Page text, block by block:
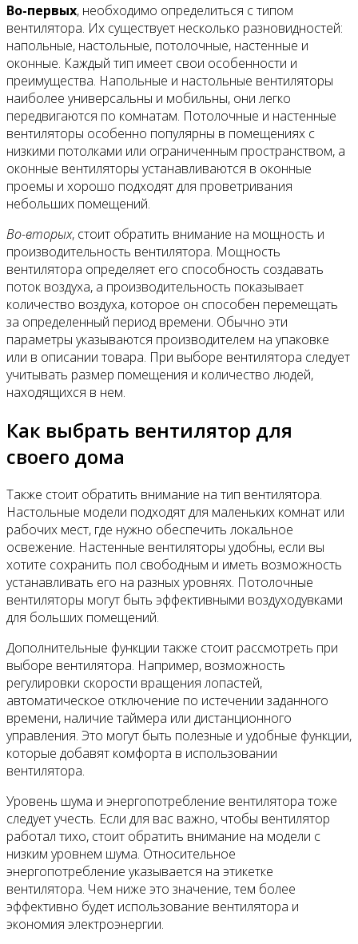
Во-первых, необходимо определиться с типом
вентилятора. Их существует несколько разновидностей:
напольные, настольные, потолочные, настенные и
оконные. Каждый тип имеет свои особенности и
преимущества. Напольные и настольные вентиляторы
наиболее универсальны и мобильны, они легко
передвигаются по комнатам. Потолочные и настенные
вентиляторы особенно популярны в помещениях с
низкими потолками или ограниченным пространством, а
оконные вентиляторы устанавливаются в оконные
проемы и хорошо подходят для проветривания
небольших помещений.
Во-вторых, стоит обратить внимание на мощность и
производительность вентилятора. Мощность
вентилятора определяет его способность создавать
поток воздуха, а производительность показывает
количество воздуха, которое он способен перемещать
за определенный период времени. Обычно эти
параметры указываются производителем на упаковке
или в описании товара. При выборе вентилятора следует
учитывать размер помещения и количество людей,
находящихся в нем.
Как выбрать вентилятор для
своего дома
Также стоит обратить внимание на тип вентилятора.
Настольные модели подходят для маленьких комнат или
рабочих мест, где нужно обеспечить локальное
освежение. Настенные вентиляторы удобны, если вы
хотите сохранить пол свободным и иметь возможность
устанавливать его на разных уровнях. Потолочные
вентиляторы могут быть эффективными воздуходувками
для больших помещений.
Дополнительные функции также стоит рассмотреть при
выборе вентилятора. Например, возможность
регулировки скорости вращения лопастей,
автоматическое отключение по истечении заданного
времени, наличие таймера или дистанционного
управления. Это могут быть полезные и удобные функции,
которые добавят комфорта в использовании
вентилятора.
Уровень шума и энергопотребление вентилятора тоже
следует учесть. Если для вас важно, чтобы вентилятор
работал тихо, стоит обратить внимание на модели с
низким уровнем шума. Относительное
энергопотребление указывается на этикетке
вентилятора. Чем ниже это значение, тем более
эффективно будет использование вентилятора и
экономия электроэнергии.